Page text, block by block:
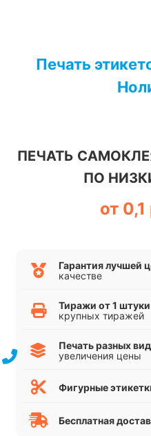
содержимому
Печать
ПЕЧАТЬ
ПО
от
Гарантия лучшей
качестве
Тиражи от 1 штуки
крупных тиражей
Печать разных
увеличения цены
Фигурные
Бесплатная